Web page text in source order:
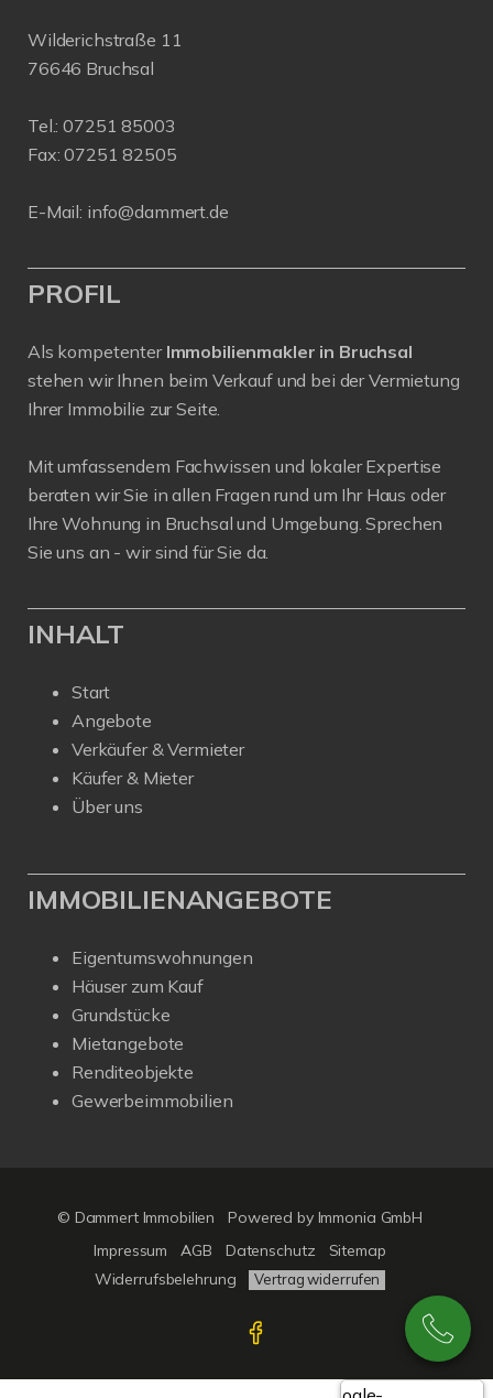
Wilderichstraße 11
76646 Bruchsal
Tel.:07251 85003
Fax: 07251 82505
E-Mail: info@dammert.de
PROFIL
Als kompetenter Immobilienmakler in Bruchsal
stehen wir Ihnen beim Verkauf und bei der Vermietung
Ihrer Immobilie zur Seite.
Mit umfassendem Fachwissen und lokaler Expertise
beraten wir Sie in allen Fragen rund um Ihr Haus oder
Ihre Wohnung in Bruchsal und Umgebung. Sprechen
Sie uns an - wir sind für Sie da.
INHALT
Start
Angebote
Verkäufer & Vermieter
Käufer & Mieter
Über uns
IMMOBILIENANGEBOTE
Eigentumswohnungen
Häuser zum Kauf
Grundstücke
Mietangebote
Renditeobjekte
Gewerbeimmobilien
© Dammert Immobilien Powered by Immonia GmbH
Impressum
AGB Datenschutz
Sitemap
Widerrufsbelehrung
Vertrag widerrufen